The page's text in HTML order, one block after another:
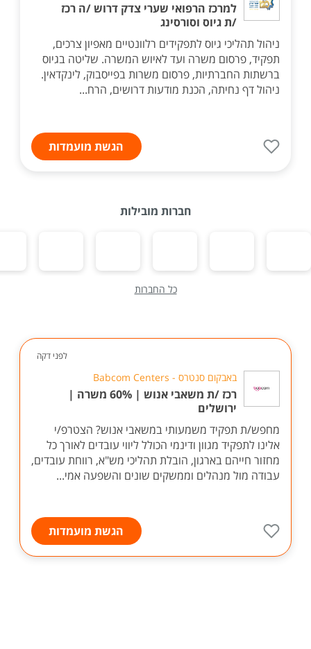
למרכז הרפואי שערי צדק דרוש /ה רכז
/ת גיוס וסורסינג
ניהול תהליכי גיוס לתפקידים רלוונטיים מאפיון צרכים,
תפקיד, פרסום משרה ועד לאיוש המשרה. שליטה בגיוס
ברשתות החברתיות, פרסום משרות בפייסבוק, לינקדאין.
ניהול דף נחיתה, הכנת מודעות דרושים, הרח...
הגשת מועמדות
חברות מובילות
כל החברות
לפני דקה
באבקום סנטרס - Babcom Centers
רכז /ת משאבי אנוש | 60% משרה |
ירושלים
מחפש/ת תפקיד משמעותי במשאבי אנוש? הצטרפ/י
אלינו לתפקיד מגוון ודינמי הכולל ליווי עובדים לאורך כל
מחזור חייהם בארגון, הובלת תהליכי מש"א, רווחת עובדים,
עבודה מול מנהלים וממשקים שונים והשפעה אמי...
הגשת מועמדות